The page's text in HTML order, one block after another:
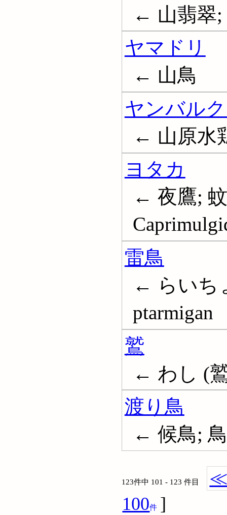
← 山翡翠;
ヤマドリ
← 山鳥
ヤンバル
← 山原水
ヨタカ
← 夜鷹;
雷鳥
← らいち
ptarmigan
鷲
← わし (
渡り鳥
← 候鳥;
123件中 101 - 123 件目
100件 ]